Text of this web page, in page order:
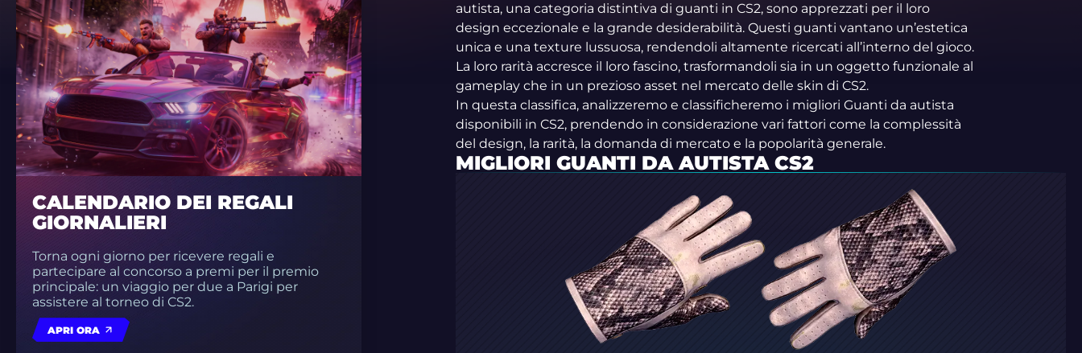
CALENDARIO DEI REGALI
GIORNALIERI
Torna ogni giorno per ricevere regali e
partecipare al concorso a premi per il premio
principale: un viaggio per due a Parigi per
assistere al torneo di CS2.
APRI ORA
autista, una categoria distintiva di guanti in CS2, sono apprezzati per il loro
design eccezionale e la grande desiderabilità. Questi guanti vantano un’estetica
unica e una texture lussuosa, rendendoli altamente ricercati all’interno del gioco.
La loro rarità accresce il loro fascino, trasformandoli sia in un oggetto funzionale al
gameplay che in un prezioso asset nel mercato delle skin di CS2.
In questa classifica, analizzeremo e classificheremo i migliori Guanti da autista
disponibili in CS2, prendendo in considerazione vari fattori come la complessità
del design, la rarità, la domanda di mercato e la popolarità generale.
MIGLIORI GUANTI DA AUTISTA CS2